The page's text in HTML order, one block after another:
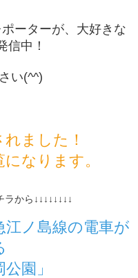
ーターが、大好きな
信中！
い(^^)
ました！
なります。
ラから↓↓↓↓↓↓↓↓
江ノ島線の電車が
園」